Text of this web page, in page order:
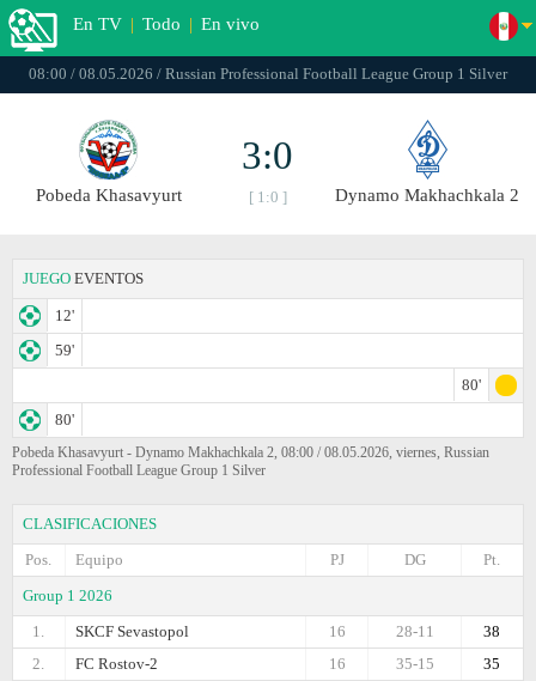
En TV | Todo | En vivo
08:00 / 08.05.2026 / Russian Professional Football League Group 1 Silver
Pobeda Khasavyurt
3:0
[ 1:0 ] Dynamo Makhachkala 2
JUEGO EVENTOS
12'
59'
80'
80'
Pobeda Khasavyurt - Dynamo Makhachkala 2, 08:00 / 08.05.2026, viernes, Russian
Professional Football League Group 1 Silver
CLASIFICACIONES
Pos.
Equipo Pt.
DG
PJ
Group 1 2026
1.
SKCF Sevastopol 38
28-11
16
2.
FC Rostov-2 35
35-15
16